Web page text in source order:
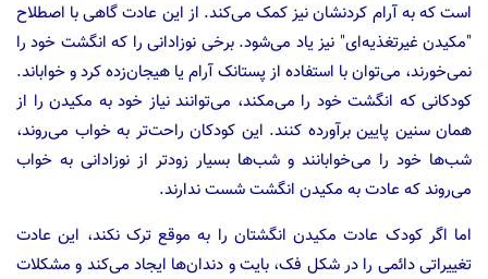
است که به آرام کردنشان نیز کمک می‌کند. از این عادت گاهی با اصطلاح
"مکیدن غیرتغذیه‌ای" نیز یاد می‌شود. برخی نوزادانی را که انگشت خود را
نمی‌خورند، می‌توان با استفاده از پستانک آرام یا هیجان‌زده کرد و خواباند.
کودکانی که انگشت خود را می‌مکند، می‌توانند نیاز خود به مکیدن را از
همان سنین پایین برآورده کنند. این کودکان راحت‌تر به خواب می‌روند،
شب‌ها خود را می‌خوابانند و شب‌ها بسیار زودتر از نوزادانی به خواب
می‌روند که عادت به مکیدن انگشت شست ندارند.
اما اگر کودک عادت مکیدن انگشتان را به موقع ترک نکند، این عادت
تغییراتی دائمی را در شکل فک، بایت و دندان‌ها ایجاد می‌کند و مشکلات